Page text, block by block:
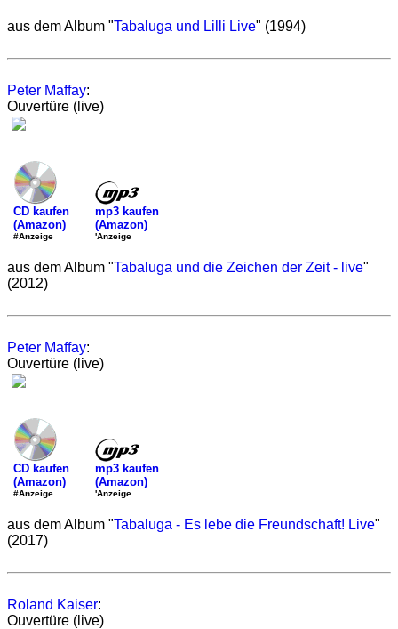
aus dem Album "Tabaluga und Lilli Live" (1994)
Peter Maffay:
Ouvertüre (live)
CD kaufen
(Amazon)
#Anzeige
mp3 kaufen
(Amazon)
'Anzeige
aus dem Album "Tabaluga und die Zeichen der Zeit - live"
(2012)
Peter Maffay:
Ouvertüre (live)
CD kaufen
(Amazon)
#Anzeige
mp3 kaufen
(Amazon)
'Anzeige
aus dem Album "Tabaluga - Es lebe die Freundschaft! Live"
(2017)
Roland Kaiser:
Ouvertüre (live)